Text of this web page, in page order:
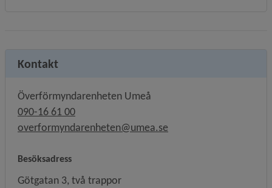
Kontakt
Överförmyndarenheten Umeå
090-16 61 00
overformyndarenheten@umea.se
Besöksadress
Götgatan 3, två trappor